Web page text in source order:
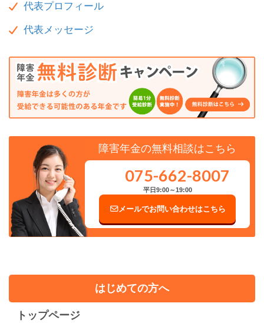
はじめての方へ
トップページ
代表プロフィール
代表メッセージ
障害年金の無料相談はこちら
075-662-8007
平日9:00～19:00
メールでお問い合わせはこちら